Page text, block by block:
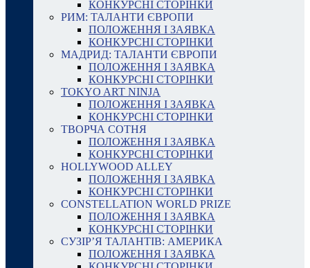
КОНКУРСНІ СТОРІНКИ
РИМ: ТАЛАНТИ ЄВРОПИ
ПОЛОЖЕННЯ І ЗАЯВКА
КОНКУРСНІ СТОРІНКИ
МАДРИД: ТАЛАНТИ ЄВРОПИ
ПОЛОЖЕННЯ І ЗАЯВКА
КОНКУРСНІ СТОРІНКИ
TOKYO ART NINJA
ПОЛОЖЕННЯ І ЗАЯВКА
КОНКУРСНІ СТОРІНКИ
ТВОРЧА СОТНЯ
ПОЛОЖЕННЯ І ЗАЯВКА
КОНКУРСНІ СТОРІНКИ
HOLLYWOOD ALLEY
ПОЛОЖЕННЯ І ЗАЯВКА
КОНКУРСНІ СТОРІНКИ
CONSTELLATION WORLD PRIZE
ПОЛОЖЕННЯ І ЗАЯВКА
КОНКУРСНІ СТОРІНКИ
СУЗІР’Я ТАЛАНТІВ: АМЕРИКА
ПОЛОЖЕННЯ І ЗАЯВКА